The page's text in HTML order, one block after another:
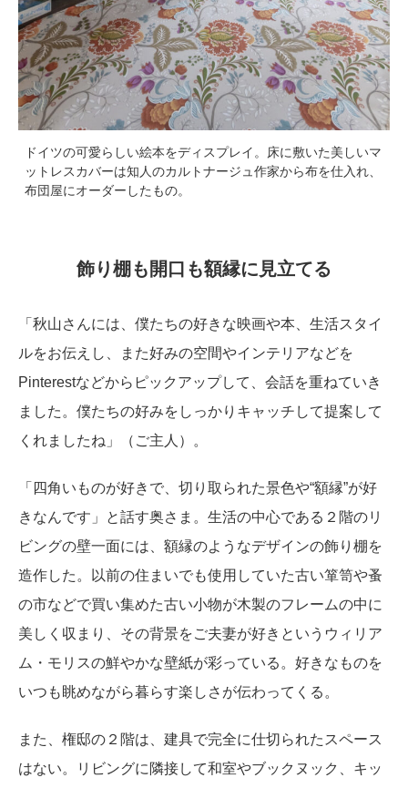
ドイツの可愛らしい絵本をディスプレイ。床に敷いた美しいマ
ットレスカバーは知人のカルトナージュ作家から布を仕入れ、
布団屋にオーダーしたもの。
飾り棚も開口も額縁に見立てる
「秋山さんには、僕たちの好きな映画や本、生活スタイ
ルをお伝えし、また好みの空間やインテリアなどを
Pinterestなどからピックアップして、会話を重ねていき
ました。僕たちの好みをしっかりキャッチして提案して
くれましたね」（ご主人）。
「四角いものが好きで、切り取られた景色や“額縁”が好
きなんです」と話す奥さま。生活の中心である２階のリ
ビングの壁一面には、額縁のようなデザインの飾り棚を
造作した。以前の住まいでも使用していた古い箪笥や蚤
の市などで買い集めた古い小物が木製のフレームの中に
美しく収まり、その背景をご夫妻が好きというウィリア
ム・モリスの鮮やかな壁紙が彩っている。好きなものを
いつも眺めながら暮らす楽しさが伝わってくる。
また、権邸の２階は、建具で完全に仕切られたスペース
はない。リビングに隣接して和室やブックヌック、キッ